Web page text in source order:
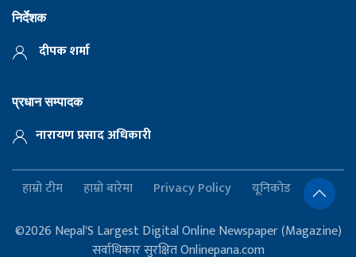
निर्देशक
दीपक शर्मा
प्रधान सम्पादक
नारायण प्रसाद अधिकारी
हाम्रो टीम हाम्रो बारेमा Privacy Policy यूनिकोड
©2026 Nepal'S Largest Digital Online Newspaper (Magazine)
सर्वाधिकार सुरक्षित Onlinepana.com